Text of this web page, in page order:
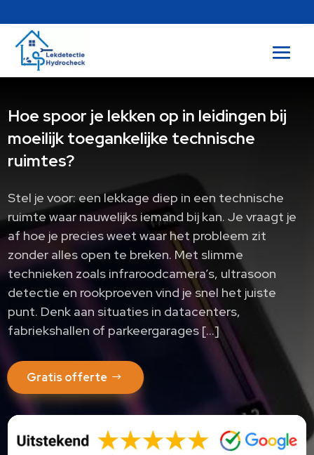
Hoe spoor je lekken op in leidingen bij
moeilijk toegankelijke technische
ruimtes?
Stel je voor: een lekkage diep in een technische
ruimte waar nauwelijks iemand bij kan. Je vraagt je
af hoe je precies weet waar het probleem zit
zonder alles open te breken. Met slimme
technieken zoals infraroodcamera’s, ultrasoon
detectie en rookproeven vind je snel het juiste
punt. Denk aan situaties in datacenters,
fabriekshallen of parkeergarages […]
Gratis offerte